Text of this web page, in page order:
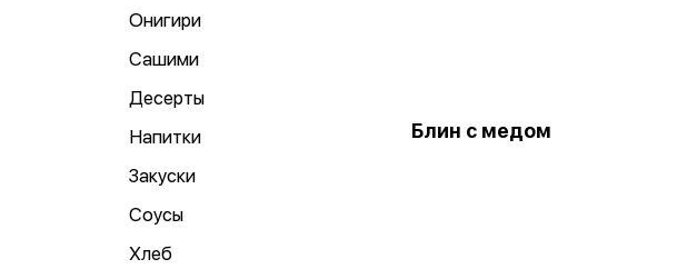
Онигири
Сашими
Десерты
Напитки
Закуски
Соусы
Хлеб
Блин с медом